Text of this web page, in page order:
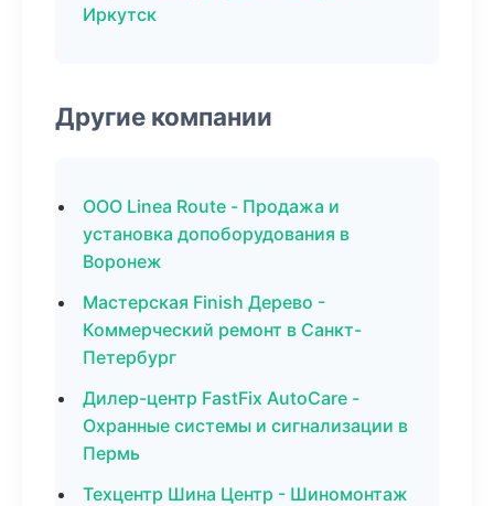
Иркутск
Другие компании
ООО Linea Route - Продажа и
установка допоборудования в
Воронеж
Мастерская Finish Дерево -
Коммерческий ремонт в Санкт-
Петербург
Дилер-центр FastFix AutoCare -
Охранные системы и сигнализации в
Пермь
Техцентр Шина Центр - Шиномонтаж